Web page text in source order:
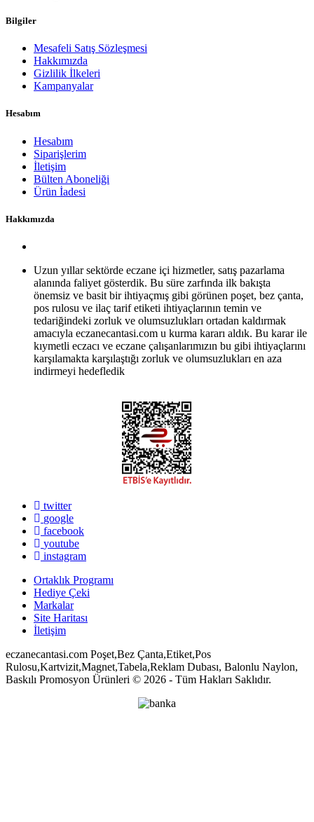
Bilgiler
Mesafeli Satış Sözleşmesi
Hakkımızda
Gizlilik İlkeleri
Kampanyalar
Hesabım
Hesabım
Siparişlerim
İletişim
Bülten Aboneliği
Ürün İadesi
Hakkımızda
Uzun yıllar sektörde eczane içi hizmetler, satış pazarlama
alanında faliyet gösterdik. Bu süre zarfında ilk bakışta
önemsiz ve basit bir ihtiyaçmış gibi görünen poşet, bez çanta,
pos rulosu ve ilaç tarif etiketi ihtiyaçlarının temin ve
tedariğindeki zorluk ve olumsuzlukları ortadan kaldırmak
amacıyla eczanecantasi.com u kurma kararı aldık. Bu karar ile
kıymetli eczacı ve eczane çalışanlarımızın bu gibi ihtiyaçlarını
karşılamakta karşılaştığı zorluk ve olumsuzlukları en aza
indirmeyi hedefledik
twitter
google
facebook
youtube
instagram
Ortaklık Programı
Hediye Çeki
Markalar
Site Haritası
İletişim
eczanecantasi.com Poşet,Bez Çanta,Etiket,Pos
Rulosu,Kartvizit,Magnet,Tabela,Reklam Dubası, Balonlu Naylon,
Baskılı Promosyon Ürünleri © 2026 - Tüm Hakları Saklıdır.